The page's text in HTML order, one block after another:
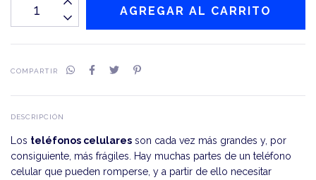
COMPARTIR
DESCRIPCIÓN
Los teléfonos celulares son cada vez más grandes y, por
consiguiente, más frágiles. Hay muchas partes de un teléfono
celular que pueden romperse, y a partir de ello necesitar